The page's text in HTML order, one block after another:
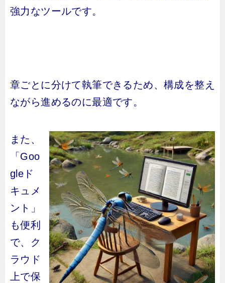
強力なツールです。
章ごとに分けて執筆できるため、構成を整え
ながら進めるのに最適です。
また、
「Goo
gleド
キュメ
ント」
も便利
で、ク
ラウド
上で保